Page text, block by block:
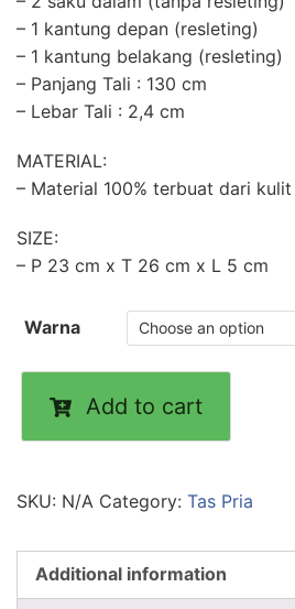
– 1 kantung depan (resleting)
– 1 kantung belakang (resleting)
– Panjang Tali : 130 cm
– Lebar Tali : 2,4 cm
MATERIAL:
– Material 100% terbuat dari
SIZE:
– P 23 cm x T 26 cm x L 5 cm
Warna
Add to cart
SKU: N/A Category: Tas Pria
Additional information